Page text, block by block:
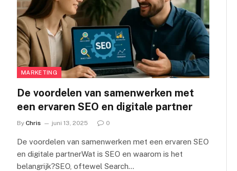
MARKETING
De voordelen van samenwerken met
een ervaren SEO en digitale partner
By Chris juni 13, 2025 0
De voordelen van samenwerken met een ervaren SEO
en digitale partnerWat is SEO en waarom is het
belangrijk?SEO, oftewel Search…